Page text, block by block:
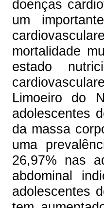
doenças
um
mortalidade
estado
Limoeiro do
adolescentes
da massa
uma
26,97% nas
abdominal
adolescentes